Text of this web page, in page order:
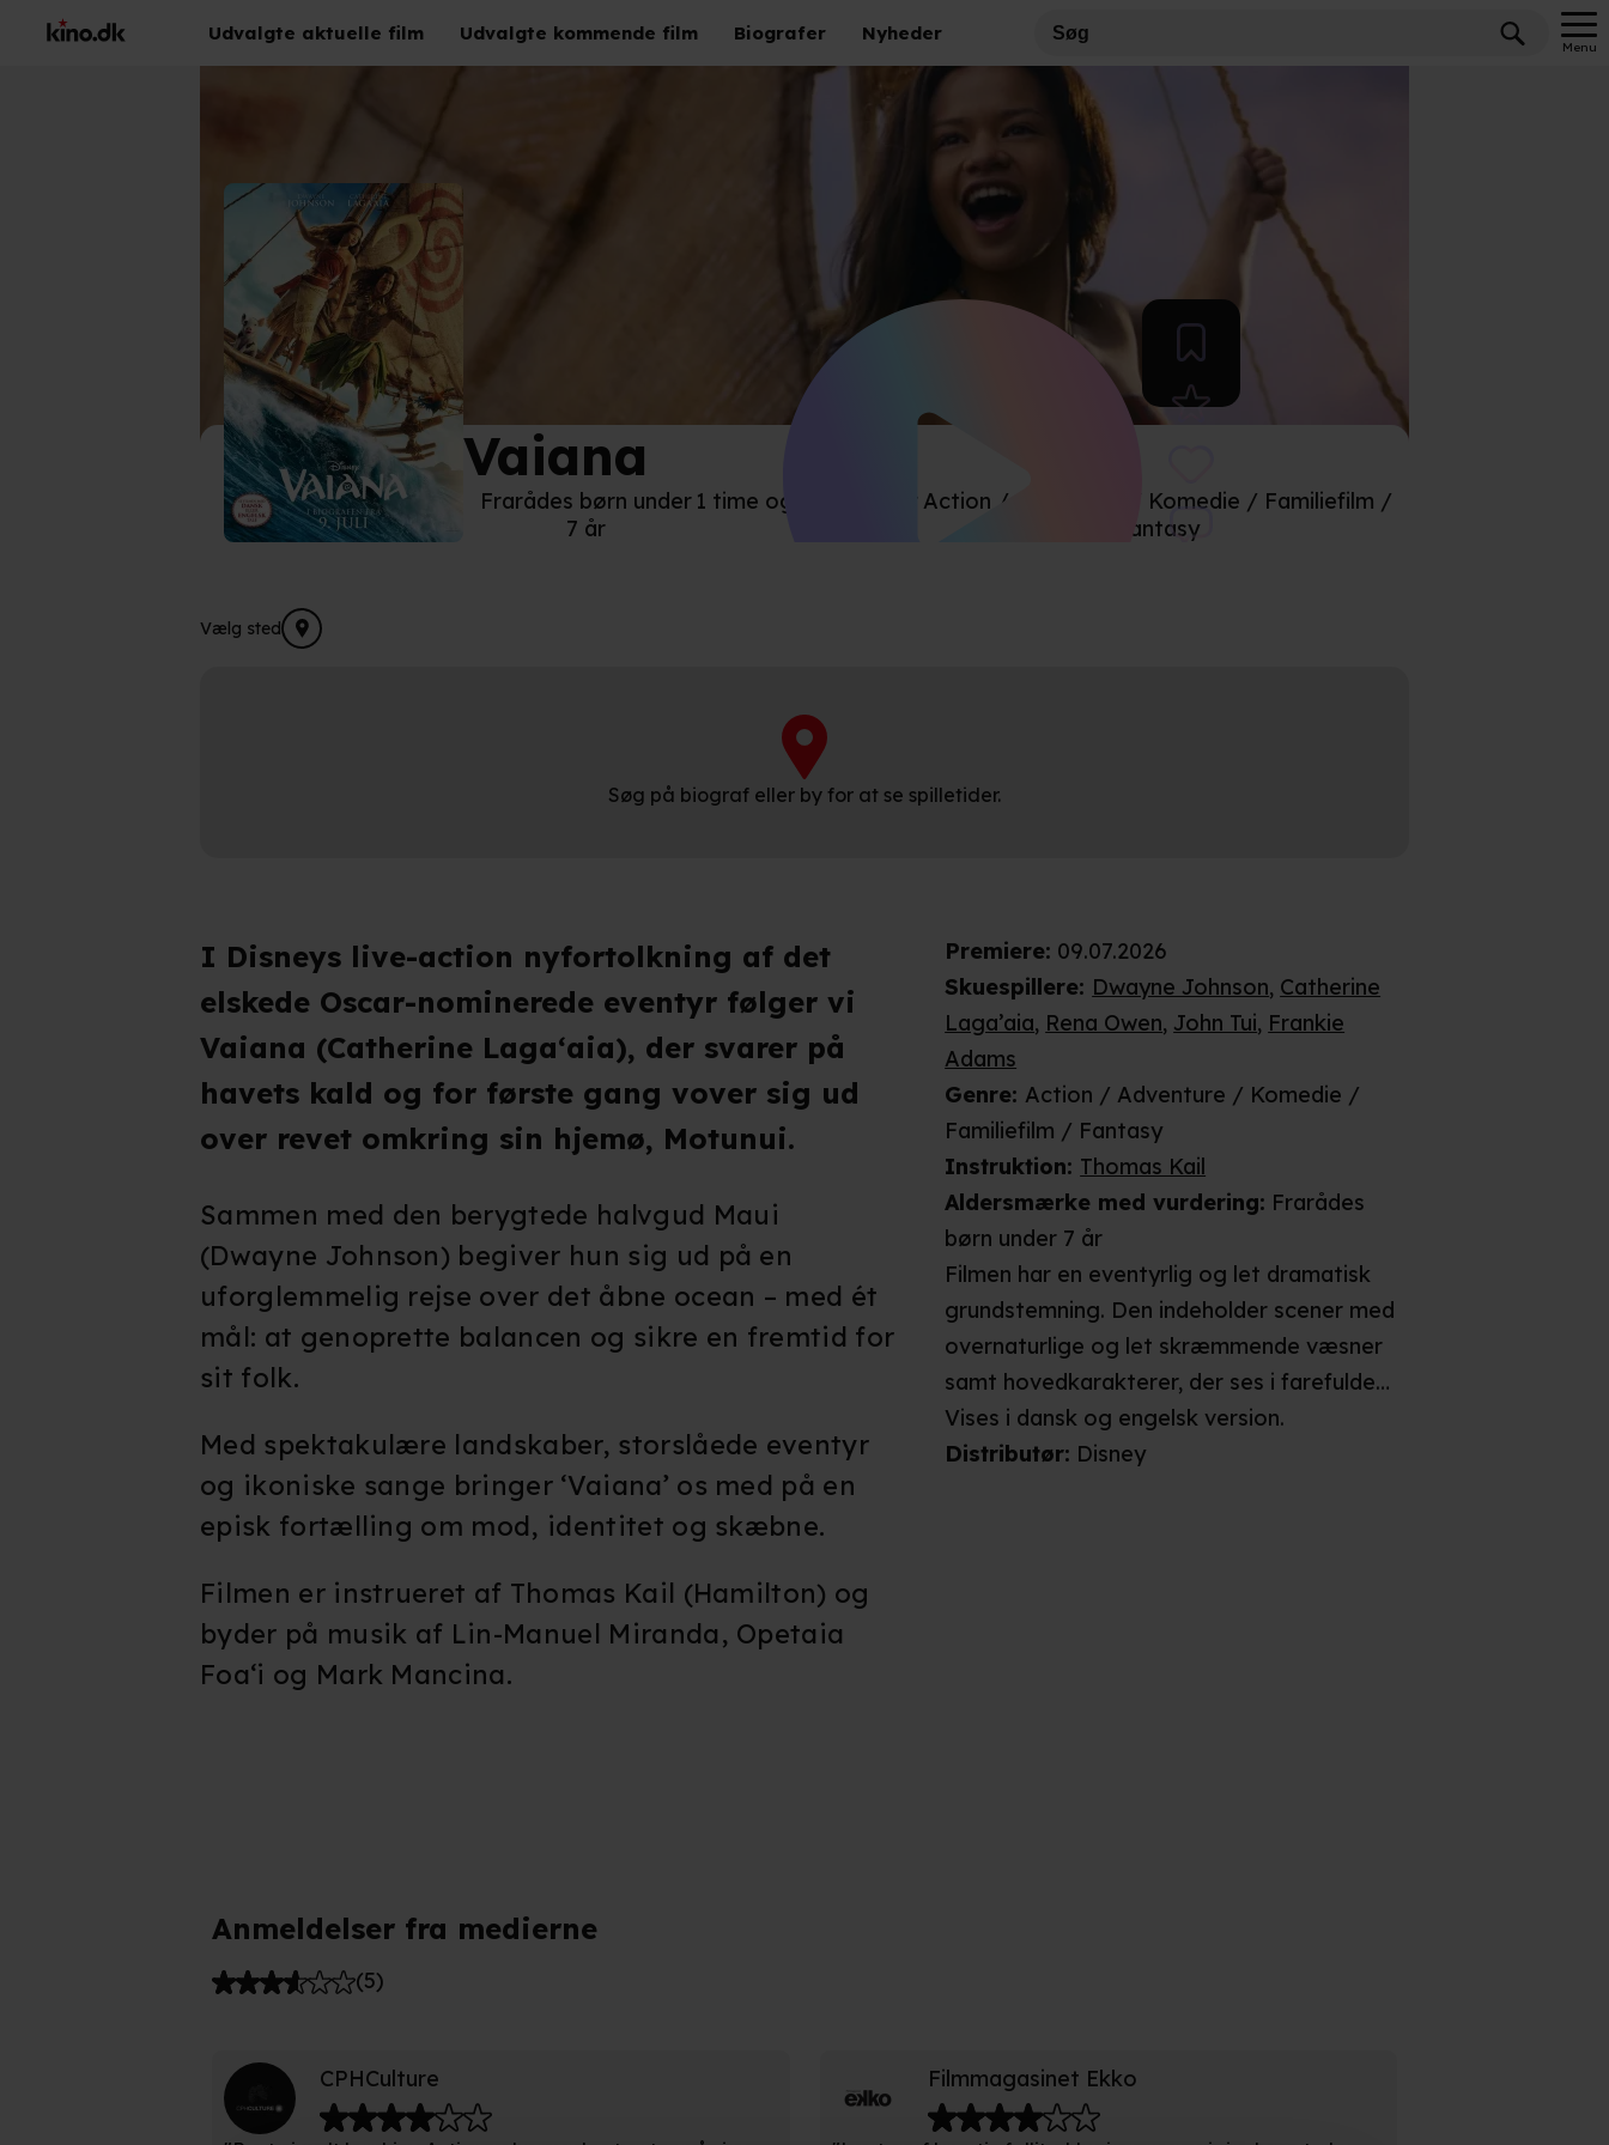
Udvalgte aktuelle film Udvalgte kommende film Biografer Nyheder
Menu
©Disney
Vaiana
Frarådes børn under
7 år
1 time og 55 minutter
Action / Adventure / Komedie / Familiefilm /
Fantasy
Vælg sted
Søg på biograf eller by for at se spilletider.
Anmeldelser fra medierne
(5)
CPHCulture Filmmagasinet Ekko
Premiere: 09.07.2026
Skuespillere: Dwayne Johnson, Catherine
Laga’aia, Rena Owen, John Tui, Frankie
Adams
Genre: Action / Adventure / Komedie /
Familiefilm / Fantasy
Instruktion: Thomas Kail
Aldersmærke med vurdering: Frarådes
børn under 7 år
Filmen har en eventyrlig og let dramatisk
grundstemning. Den indeholder scener med
overnaturlige og let skræmmende væsner
samt hovedkarakterer, der ses i farefulde
situationer. Hovedpersonen, som er en ung
pige, ses blandt andet sejle i stormvejr og
Vises i dansk og engelsk version.
Distributør: Disney
I Disneys live-action nyfortolkning af det
elskede Oscar-nominerede eventyr følger vi
Vaiana (Catherine Lagaʻaia), der svarer på
havets kald og for første gang vover sig ud
over revet omkring sin hjemø, Motunui.
Sammen med den berygtede halvgud Maui
(Dwayne Johnson) begiver hun sig ud på en
uforglemmelig rejse over det åbne ocean – med ét
mål: at genoprette balancen og sikre en fremtid for
sit folk.
Med spektakulære landskaber, storslåede eventyr
og ikoniske sange bringer ‘Vaiana’ os med på en
episk fortælling om mod, identitet og skæbne.
Filmen er instrueret af Thomas Kail (Hamilton) og
byder på musik af Lin-Manuel Miranda, Opetaia
Foaʻi og Mark Mancina.